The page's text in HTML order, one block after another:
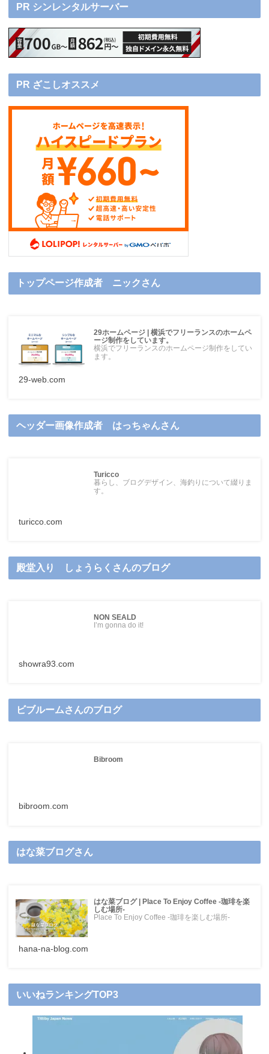
PR シンレンタルサーバー
PR ざこしオススメ
トップページ作成者 ニックさん
29ホームページ | 横浜でフリーランスのホームペ
ージ制作をしています。
横浜でフリーランスのホームページ制作をしてい
ます。
29-web.com
ヘッダー画像作成者 はっちゃんさん
Turicco
暮らし、ブログデザイン、海釣りについて綴りま
す。
turicco.com
殿堂入り しょうらくさんのブログ
NON SEALD
I’m gonna do it!
showra93.com
ビブルームさんのブログ
Bibroom
bibroom.com
はな菜ブログさん
はな菜ブログ | Place To Enjoy Coffee -珈琲を楽
しむ場所-
Place To Enjoy Coffee -珈琲を楽しむ場所-
hana-na-blog.com
いいねランキングTOP3